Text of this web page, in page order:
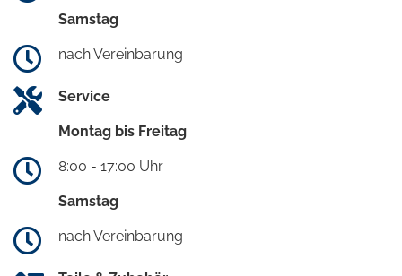
Samstag
nach Vereinbarung
Service
Montag bis Freitag
8:00 - 17:00 Uhr
Samstag
nach Vereinbarung